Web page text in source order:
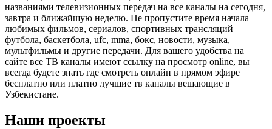
названиями телевизионных передач на все каналы на сегодня,
завтра и ближайшую неделю. Не пропустите время начала
любимых фильмов, сериалов, спортивных трансляций
футбола, баскетбола, ufc, mma, бокс, новости, музыка,
мультфильмы и другие передачи. Для вашего удобства на
сайте все ТВ каналы имеют ссылку на просмотр online, вы
всегда будете знать где смотреть онлайн в прямом эфире
бесплатно или платно лучшие тв каналы вещающие в
Узбекистане.
Наши проекты